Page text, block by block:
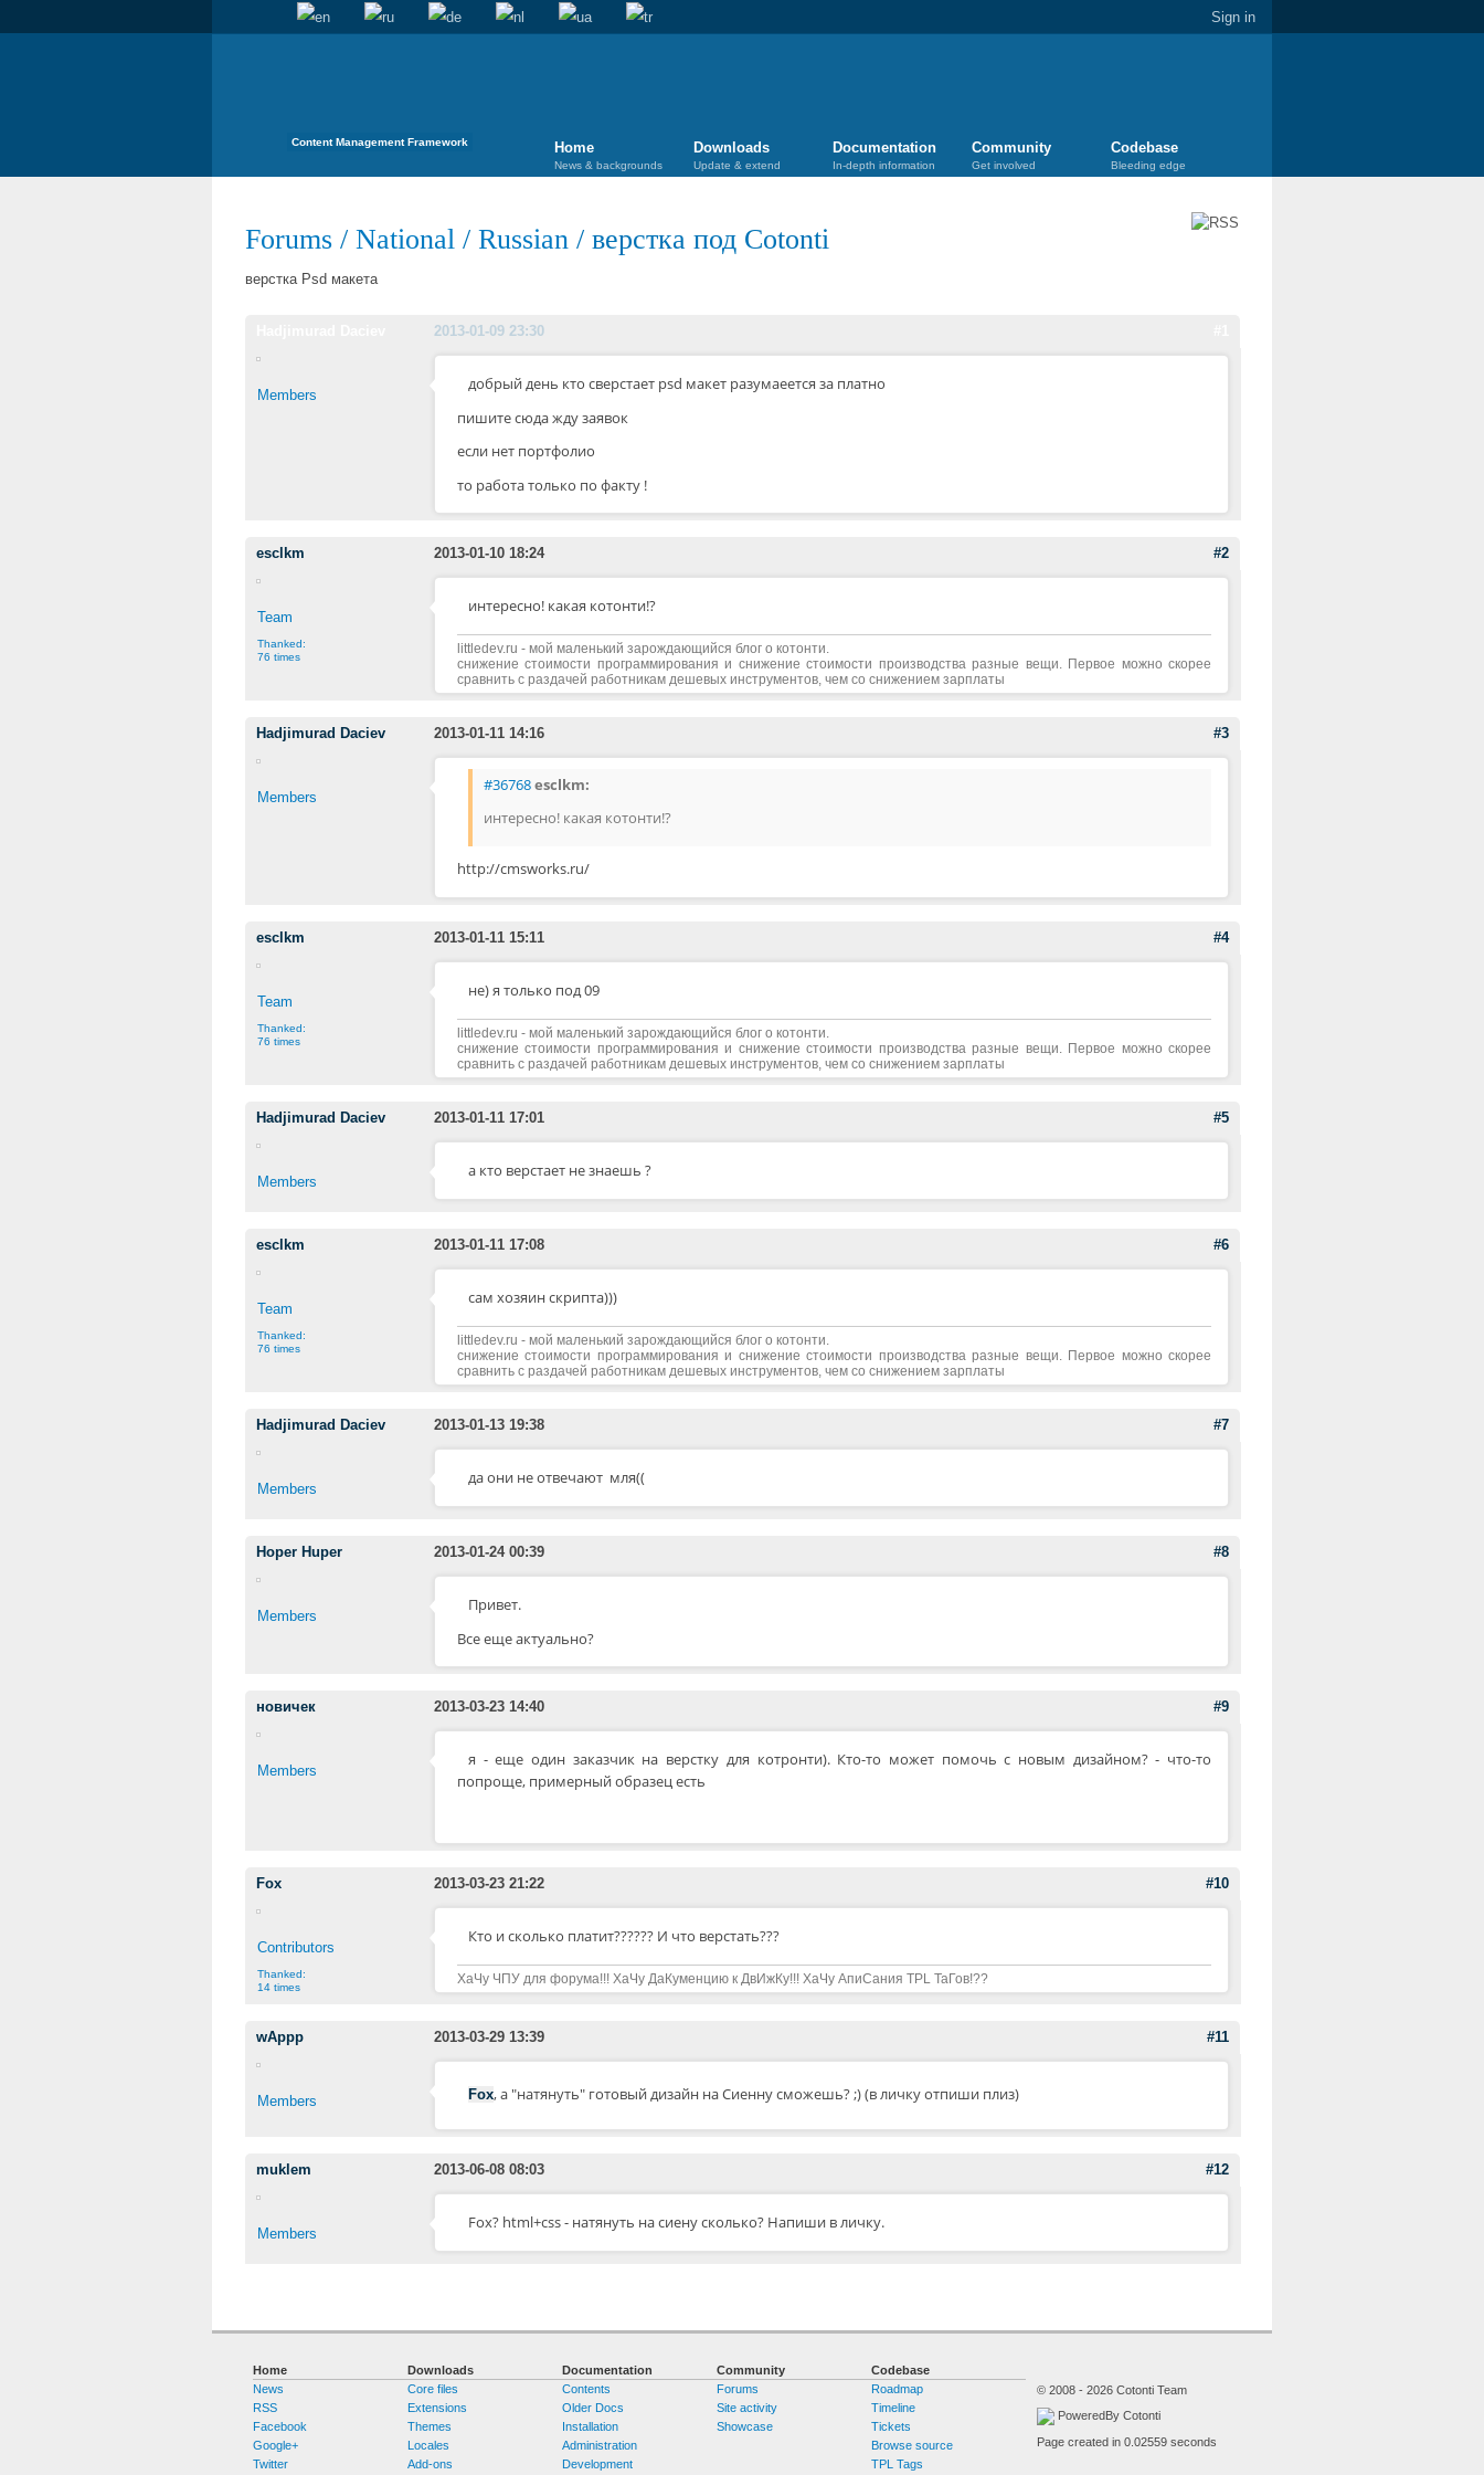
Sign in
Content Management Framework Home
News & backgrounds
Downloads
Update & extend
Documentation
In-depth information
Community
Get involved
Codebase
Bleeding edge
Forums / National / Russian / верстка под Cotonti
верстка Psd макета
2013-01-09 23:30
Members
добрый день кто сверстает psd макет разумаеется за платно
пишите сюда жду заявок
если нет портфолио
то работа только по факту !
esclkm #2
2013-01-10 18:24
Team
Thanked:
76 times
интересно! какая котонти!?
littledev.ru - мой маленький зарождающийся блог о котонти.
снижение стоимости программирования и снижение стоимости производства разные вещи. Первое можно скорее
сравнить с раздачей работникам дешевых инструментов, чем со снижением зарплаты
Hadjimurad Daciev #3
2013-01-11 14:16
Members
#36768esclkm:
интересно! какая котонти!?
http://cmsworks.ru/
esclkm #4
2013-01-11 15:11
Team
Thanked:
76 times
не) я только под 09
littledev.ru - мой маленький зарождающийся блог о котонти.
снижение стоимости программирования и снижение стоимости производства разные вещи. Первое можно скорее
сравнить с раздачей работникам дешевых инструментов, чем со снижением зарплаты
Hadjimurad Daciev #5
2013-01-11 17:01
Members
а кто верстает не знаешь ?
esclkm #6
2013-01-11 17:08
Team
Thanked:
76 times
сам хозяин скрипта)))
littledev.ru - мой маленький зарождающийся блог о котонти.
снижение стоимости программирования и снижение стоимости производства разные вещи. Первое можно скорее
сравнить с раздачей работникам дешевых инструментов, чем со снижением зарплаты
Hadjimurad Daciev #7
2013-01-13 19:38
Members
да они не отвечают мля((
Hoper Huper #8
2013-01-24 00:39
Members
Привет.
Все еще актуально?
новичек #9
2013-03-23 14:40
Members
я - еще один заказчик на верстку для котронти). Кто-то может помочь с новым дизайном? - что-то
попроще, примерный образец есть
Fox #10
2013-03-23 21:22
Contributors
Thanked:
14 times
Кто и сколько платит?????? И что верстать???
ХаЧу ЧПУ для форума!!! ХаЧу ДаКуменцию к ДвИжКу!!! ХаЧу АпиСания TPL ТаГов!??
wAppp #11
2013-03-29 13:39
Members Fox, а "натянуть" готовый дизайн на Сиенну сможешь? ;) (в личку отпиши плиз)
muklem #12
2013-06-08 08:03
Members
Fox? html+css - натянуть на сиену сколько? Напиши в личку.
Home
News
RSS
Facebook
Google+
Twitter
Downloads
Core files
Extensions
Themes
Locales
Add-ons
Documentation
Contents
Older Docs
Installation
Administration
Development
Community
Forums
Site activity
Showcase
Codebase
Roadmap
Timeline
Tickets
Browse source
TPL Tags
© 2008 - 2026 Cotonti Team
PoweredBy Cotonti
Page created in 0.02559 seconds